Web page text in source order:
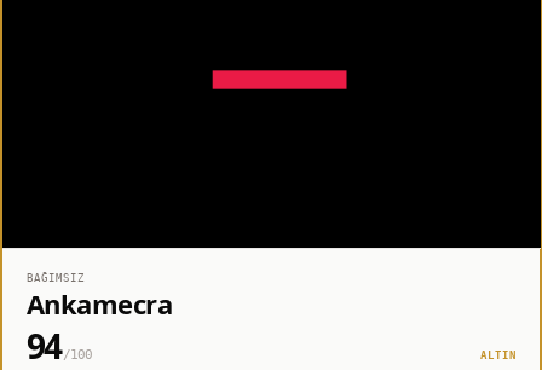
BAĞIMSIZ
Ankamecra
94/100
ALTIN